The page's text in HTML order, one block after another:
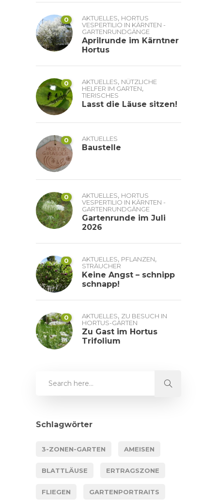
0 AKTUELLES, HORTUS
VESPERTILIO IN KÄRNTEN -
GARTENRUNDGÄNGE
Aprilrunde im Kärntner
Hortus
0 AKTUELLES, NÜTZLICHE
HELFER IM GARTEN,
TIERISCHES
Lasst die Läuse sitzen!
0 AKTUELLES
Baustelle
0 AKTUELLES, HORTUS
VESPERTILIO IN KÄRNTEN -
GARTENRUNDGÄNGE
Gartenrunde im Juli
2026
0 AKTUELLES, PFLANZEN,
STRÄUCHER
Keine Angst – schnipp
schnapp!
0 AKTUELLES, ZU BESUCH IN
HORTUS-GÄRTEN
Zu Gast im Hortus
Trifolium
Schlagwörter
3-ZONEN-GARTEN AMEISEN
BLATTLÄUSE ERTRAGSZONE
FLIEGEN GARTENPORTRAITS